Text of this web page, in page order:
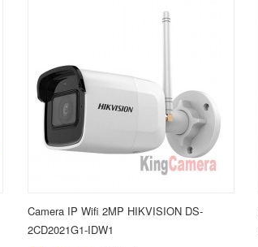
Camera IP Wifi 2MP HIKVISION DS-
2CD2021G1-IDW1